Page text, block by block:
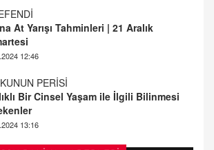
PERİSİ
Bir Cinsel Yaşam ile İlgili Bilinmesi
13:16
ÖNALAN
Onaylanmasaydı…
2021 Salı 00:11